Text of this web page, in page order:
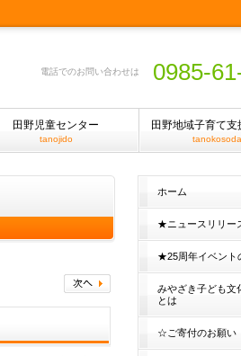
電話でのお問い合わせは 0985-
田野児童センター
tanojido
田野地域子育て支
ホーム
★ニュースリリー
★25周年イベント
みやざき子ども文
とは
☆ご寄付のお願い